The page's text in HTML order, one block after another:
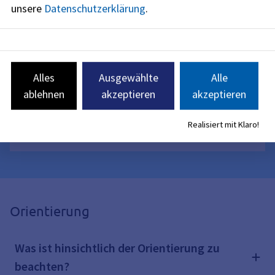
Catering
Was sollte generell beachtet werden?
Orientierung
Was ist hinsichtlich der Orientierung zu
beachten?
unsere Datenschutzerklärung.
Alles
ablehnen
Ausgewählte
akzeptieren
Alle
akzeptieren
Realisiert mit Klaro!